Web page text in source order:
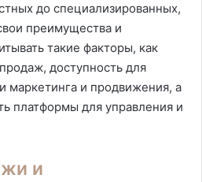
до специализированных,
преимущества и
такие факторы, как
доступность для
маркетинга и продвижения, а
платформы для управления и
и